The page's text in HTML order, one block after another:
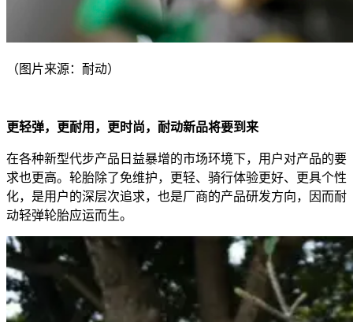
（图片来源：耐动）
更轻弹，更耐用，更时尚，耐动新品将要到来
在各种新型代步产品日益暴增的市场环境下，用户对产品的要
求也更高。轮胎除了免维护，更轻、骑行体验更好、更具个性
化，是用户的深层次追求，也是厂商的产品研发方向，因而耐
动轻弹轮胎应运而生。